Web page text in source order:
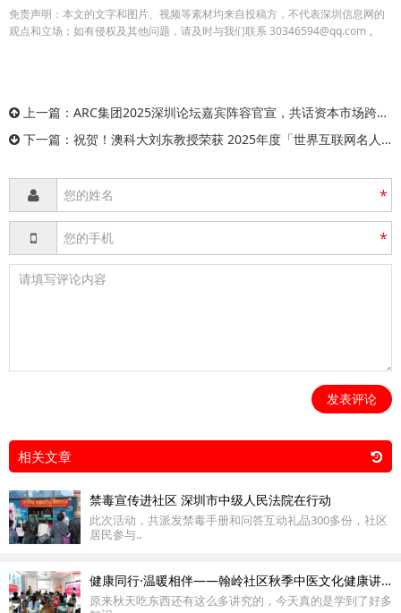
免责声明：本文的文字和图片、视频等素材均来自投稿方，不代表深圳信息网的
观点和立场；如有侵权及其他问题，请及时与我们联系 30346594@qq.com 。
上一篇： ARC集团2025深圳论坛嘉宾阵容官宣，共话资本市场跨境并购新机遇
下一篇： 祝贺！澳科大刘东教授荣获 2025年度「世界互联网名人堂」殊荣
*
*
发表评论
相关文章
禁毒宣传进社区 深圳市中级人民法院在行动
此次活动，共派发禁毒手册和问答互动礼品300多份，社区
居民参与..
健康同行·温暖相伴——翰岭社区秋季中医文化健康讲座
原来秋天吃东西还有这么多讲究的，今天真的是学到了好多